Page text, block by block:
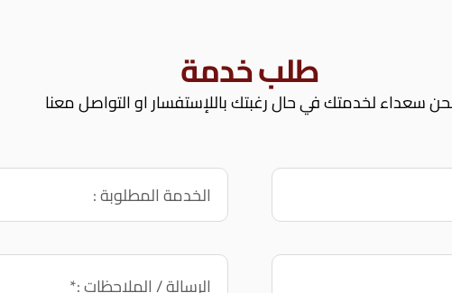
طلب خدمة
سعداء لخدمتك في حال رغبتك باللإستفسار او التواصل معنا